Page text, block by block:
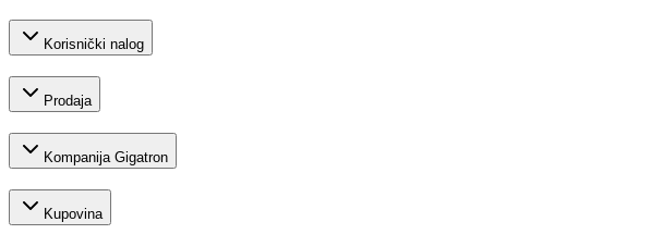
Korisnički nalog
Prodaja
Kompanija Gigatron
Kupovina